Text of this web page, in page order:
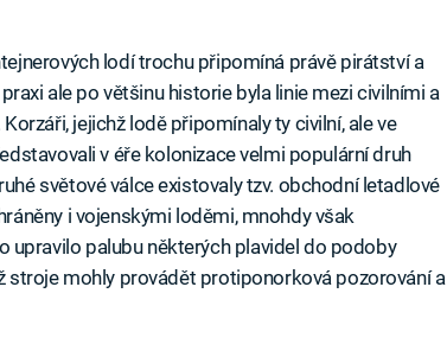
lodí trochu připomíná právě pirátství a
ale po většinu historie byla linie mezi civilními a
jejichž lodě připomínaly ty civilní, ale ve
v éře kolonizace velmi populární druh
světové válce existovaly tzv. obchodní letadlové
i vojenskými loděmi, mnohdy však
upravilo palubu některých plavidel do podoby
stroje mohly provádět protiponorková pozorování a